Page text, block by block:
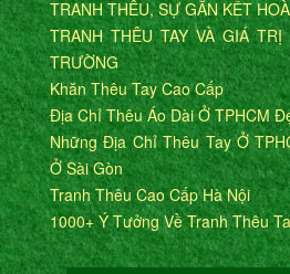
TRANH THÊU, SỰ GẮN KẾT
TRANH THÊU TAY VÀ GIÁ
TRƯỜNG
Khăn Thêu Tay Cao Cấp
Địa Chỉ Thêu Áo Dài Ở TPHCM
Những Địa Chỉ Thêu Tay Ở
Ở Sài Gòn
Tranh Thêu Cao Cấp Hà Nội
1000+ Ý Tưởng Về Tranh Thêu